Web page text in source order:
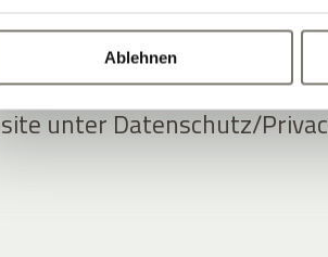
Ablehnen
Entwicklung neuer
stets auf Datenschutz-
mehr Informationen
unter Datenschutz/